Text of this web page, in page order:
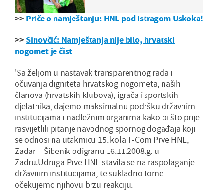
>> Priče o namještanju: HNL pod istragom Uskoka!
>>Sinovčić: Namještanja nije bilo, hrvatski
nogomet je čist
'Sa željom u nastavak transparentnog rada i
očuvanja digniteta hrvatskog nogometa, naših
članova (hrvatskih klubova), igrača i sportskih
djelatnika, dajemo maksimalnu podršku državnim
institucijama i nadležnim organima kako bi što prije
rasvijetlili pitanje navodnog spornog događaja koji
se odnosi na utakmicu 15. kola T-Com Prve HNL,
Zadar – Šibenik odigranu 16.11.2008.g. u
Zadru.Udruga Prve HNL stavila se na raspolaganje
državnim institucijama, te sukladno tome
očekujemo njihovu brzu reakciju.